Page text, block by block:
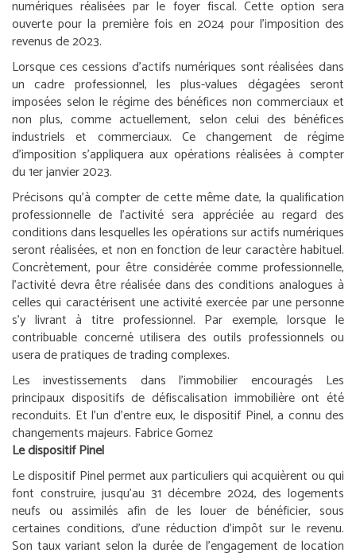
numériques réalisées par le foyer fiscal. Cette option sera
ouverte pour la première fois en 2024 pour l’imposition des
revenus de 2023.
Lorsque ces cessions d’actifs numériques sont réalisées dans
un cadre professionnel, les plus-values dégagées seront
imposées selon le régime des bénéfices non commerciaux et
non plus, comme actuellement, selon celui des bénéfices
industriels et commerciaux. Ce changement de régime
d’imposition s’appliquera aux opérations réalisées à compter
du 1er janvier 2023.
Précisons qu’à compter de cette même date, la qualification
professionnelle de l’activité sera appréciée au regard des
conditions dans lesquelles les opérations sur actifs numériques
seront réalisées, et non en fonction de leur caractère habituel.
Concrètement, pour être considérée comme professionnelle,
l’activité devra être réalisée dans des conditions analogues à
celles qui caractérisent une activité exercée par une personne
s’y livrant à titre professionnel. Par exemple, lorsque le
contribuable concerné utilisera des outils professionnels ou
usera de pratiques de trading complexes.
Les investissements dans l’immobilier encouragés
Les
principaux dispositifs de défiscalisation immobilière ont été
reconduits. Et l’un d’entre eux, le dispositif Pinel, a connu des
changements majeurs. Fabrice Gomez
Le dispositif Pinel
Le dispositif Pinel permet aux particuliers qui acquièrent ou qui
font construire, jusqu’au 31 décembre 2024, des logements
neufs ou assimilés afin de les louer de bénéficier, sous
certaines conditions, d’une réduction d’impôt sur le revenu.
Son taux variant selon la durée de l’engagement de location